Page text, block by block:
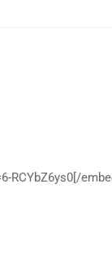
RCYbZ6ys0[/